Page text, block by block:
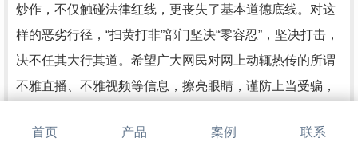
炒作，不仅触碰法律红线，更丧失了基本道德底线。对这
样的恶劣行径，“扫黄打非”部门坚决“零容忍”，坚决打击，
决不任其大行其道。希望广大网民对网上动辄热传的所谓
不雅直播、不雅视频等信息，擦亮眼睛，谨防上当受骗，
非”等有关部门举报。
首页 产品 案例 联系